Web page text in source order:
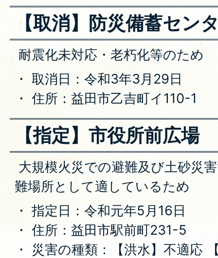
【取消】防災備蓄セン
耐震化未対応・老朽化等のため
・ 取消日：令和3年3月29日
・ 住所：益田市乙吉町イ110-1
【指定】市役所前広場
大規模火災での避難及び土砂災
難場所として適しているため
・ 指定日：令和元年5月16日
・ 住所：益田市駅前町231-5
・ 災害の種類：【洪水】不適応